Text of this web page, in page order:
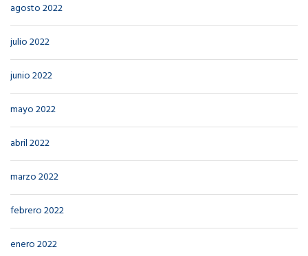
agosto 2022
julio 2022
junio 2022
mayo 2022
abril 2022
marzo 2022
febrero 2022
enero 2022